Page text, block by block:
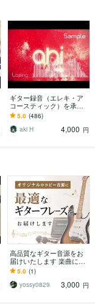
ギター録音（エレキ・ア
コースティック）を承り
ます 超プロ級のギター演
奏をあなたへ 7弦ギター可
5.0 (486)
aki H
4,000 円
高品質なギター音源をお
届けいたします 楽曲に最
適なギター音源を提供い
たします。
5.0 (1)
yossy0829
3,000 円